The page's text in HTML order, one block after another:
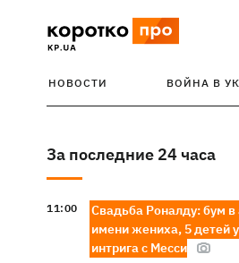
НОВОСТИ ВОЙНА В
За последние 24 часа
11:00
Свадьба Роналду: бум в
имени жениха, 5 детей
интрига с Месси